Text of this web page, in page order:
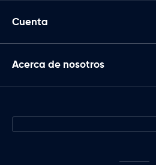
Cuenta
Acerca de nosotros